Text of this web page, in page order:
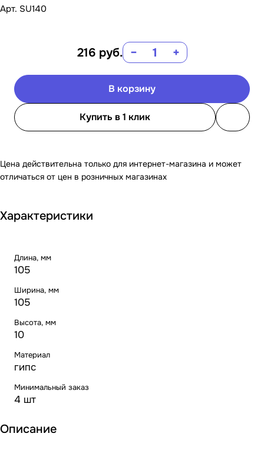
Арт. SU140
216 руб. − +
В корзину
Купить в 1 клик
Цена действительна только для интернет-магазина и может
отличаться от цен в розничных магазинах
Характеристики
Длина, мм
105
Ширина, мм
105
Высота, мм
10
Материал
гипс
Минимальный заказ
4 шт
Описание